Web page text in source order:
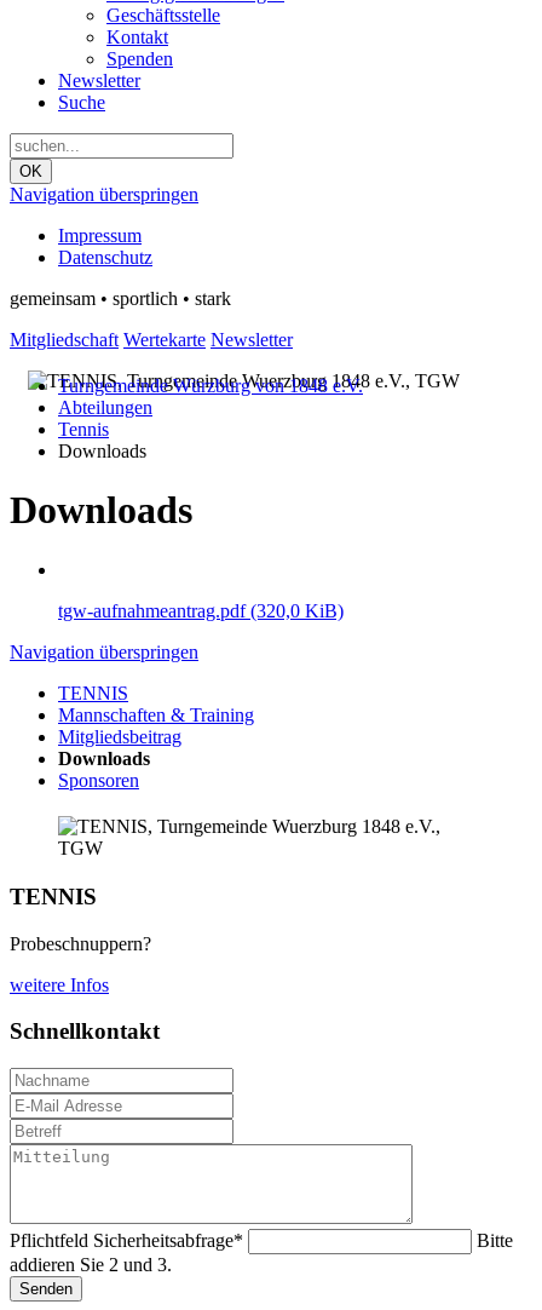
Geschäftsstelle
Kontakt
Spenden
Newsletter
Suche
OK
Navigation überspringen
Impressum
Datenschutz
gemeinsam • sportlich • stark
Mitgliedschaft Wertekarte Newsletter
Turngemeinde Würzburg von 1848 e.V.
Abteilungen
Tennis
Downloads
Downloads
tgw-aufnahmeantrag.pdf(320,0 KiB)
Navigation überspringen
TENNIS
Mannschaften & Training
Mitgliedsbeitrag
Downloads
Sponsoren
TENNIS
Probeschnuppern?
weitere Infos
Schnellkontakt
Pflichtfeld Sicherheitsabfrage*
Bitte
addieren Sie 2 und 3.
Senden